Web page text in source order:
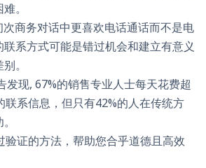
。
商务对话中更喜欢电话通话而不是电
系方式可能是错过机会和建立有意义
。
发现, 67%的销售专业人士每天花费超
联系信息，但只有42%的人在传统方
验证的方法，帮助您合乎道德且高效